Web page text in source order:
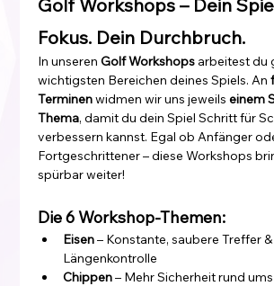
Golf Workshops – Dein
Fokus. Dein Durchbruch.
In unseren Golf Workshops arbeitest du
wichtigsten Bereichen deines Spiels. An
Terminen widmen wir uns jeweils einem
Thema, damit du dein Spiel Schritt für
verbessern kannst. Egal ob Anfänger
Fortgeschrittener – diese Workshops
spürbar weiter!
Die 6 Workshop-Themen:
Eisen – Konstante, saubere Treffer
Längenkontrolle
Chippen – Mehr Sicherheit rund